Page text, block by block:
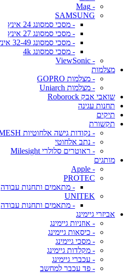
- Mag
SAMSUNG
- מסכי סמסונג 24 אינץ
- מסכי סמסונג 27 אינץ
- מסכי סמסונג 32-49 אינץ
- מסכי סמסונג 4k
- ViewSonic
מצלמות
- מצלמות GOPRO
- מצלמות Uniarch
שואבי אבק Roborock
תחנות עגינה
תיקים
תקשורת
- נקודות גישה אלחוטיות MESH
- נתב אלחוטי
- ראוטרים סלולרי Milesight
מותגים
- Apple
PROTEC
- מתאמים ותחנות עבודה
UNITEK
- מתאמים ותחנות עבודה
אביזרי גיימינג
- אוזניות גיימינג
- כיסאות גיימינג
- מסכי גיימינג
- מקלדות גיימינג
- עכברי גיימינג
- פד עכבר למחשב